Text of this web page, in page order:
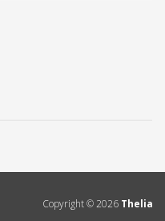
Copyright ©2026 Thelia